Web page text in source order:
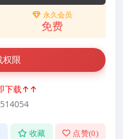
永久会员
免费
权限
下载↑↑
收藏 点赞(0)